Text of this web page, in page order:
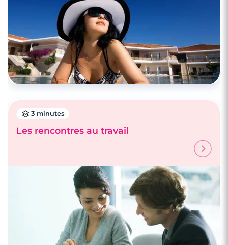
3 minutes
Les rencontres au travail